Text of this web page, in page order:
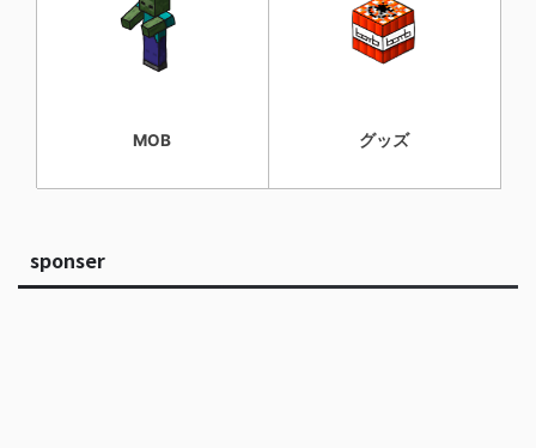
MOB グッズ
sponser